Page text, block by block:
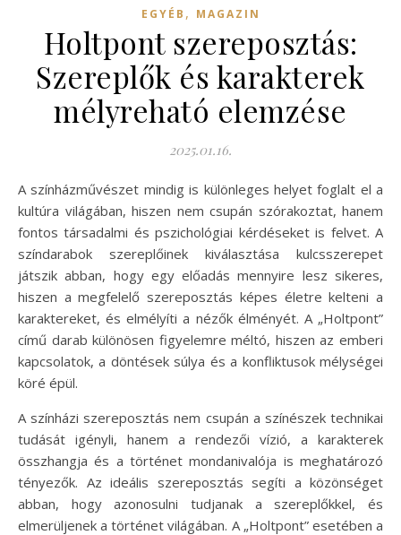
EGYÉB , MAGAZIN
Holtpont szereposztás:
Szereplők és karakterek
mélyreható elemzése
2025.01.16.
A színházművészet mindig is különleges helyet foglalt el a
kultúra világában, hiszen nem csupán szórakoztat, hanem
fontos társadalmi és pszichológiai kérdéseket is felvet. A
színdarabok szereplőinek kiválasztása kulcsszerepet
játszik abban, hogy egy előadás mennyire lesz sikeres,
hiszen a megfelelő szereposztás képes életre kelteni a
karaktereket, és elmélyíti a nézők élményét. A „Holtpont”
című darab különösen figyelemre méltó, hiszen az emberi
kapcsolatok, a döntések súlya és a konfliktusok mélységei
köré épül.
A színházi szereposztás nem csupán a színészek technikai
tudását igényli, hanem a rendezői vízió, a karakterek
összhangja és a történet mondanivalója is meghatározó
tényezők. Az ideális szereposztás segíti a közönséget
abban, hogy azonosulni tudjanak a szereplőkkel, és
elmerüljenek a történet világában. A „Holtpont” esetében a